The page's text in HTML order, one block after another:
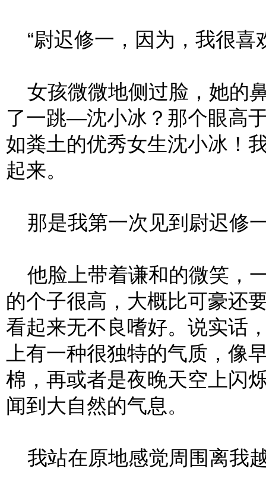
“尉迟修一，因为，我很喜
女孩微微地侧过脸，她的
了一跳—沈小冰？那个眼高
如粪土的优秀女生沈小冰！
起来。
那是我第一次见到尉迟修
他脸上带着谦和的微笑，
的个子很高，大概比可豪还
看起来无不良嗜好。说实话
上有一种很独特的气质，像
棉，再或者是夜晚天空上闪
闻到大自然的气息。
我站在原地感觉周围离我